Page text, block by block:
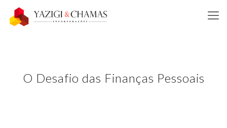
O Desafio das Finanças Pessoais